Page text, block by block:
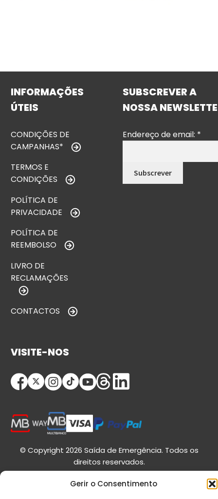
Gerir o Consentimento
INFORMAÇÕES
ÚTEIS
CONDIÇÕES DE
CAMPANHAS*
TERMOS E
CONDIÇÕES
POLÍTICA DE
PRIVACIDADE
POLÍTICA DE
REEMBOLSO
LIVRO DE
RECLAMAÇÕES
CONTACTOS
SUBSCREVER A
NOSSA
Endereço de email: *
VISITE-NOS
© Copyright 2026 Saída de Emergência. Todos os
direitos reservados.